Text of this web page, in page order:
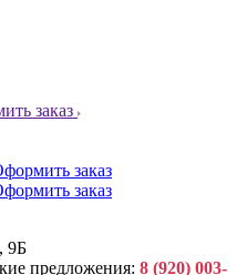
заказ
заказ
заказ
9Б
предложения: 8 (920) 003-